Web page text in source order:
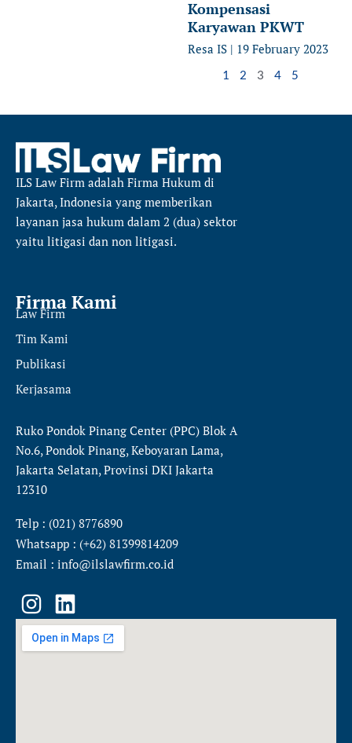
Kompensasi
Karyawan PKWT
Resa IS 19 February 2023
1 2 3 4 5
ILS Law Firm adalah Firma Hukum di
Jakarta, Indonesia yang memberikan
layanan jasa hukum dalam 2 (dua) sektor
yaitu litigasi dan non litigasi.
Firma Kami
Law Firm
Tim Kami
Publikasi
Kerjasama
Ruko Pondok Pinang Center (PPC) Blok A
No.6, Pondok Pinang, Keboyaran Lama,
Jakarta Selatan, Provinsi DKI Jakarta
12310
Telp : (021) 8776890
Whatsapp : (+62) 81399814209
Email : info@ilslawfirm.co.id
I
n
s
L
i
n